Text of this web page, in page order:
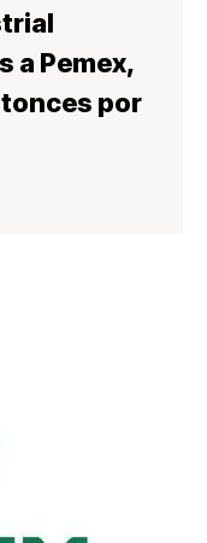
a Pemex,
por